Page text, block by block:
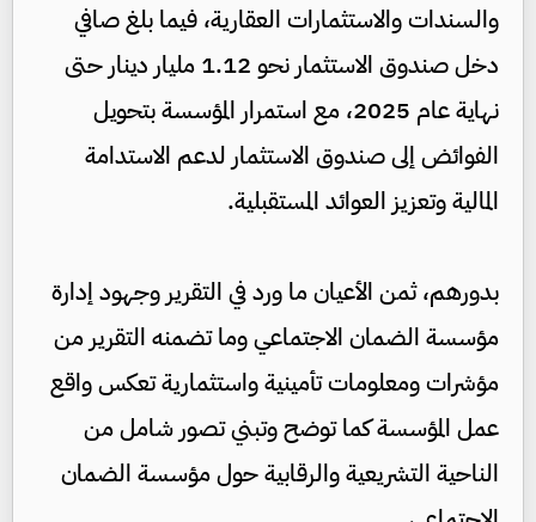
والسندات والاستثمارات العقارية، فيما بلغ صافي
دخل صندوق الاستثمار نحو 1.12 مليار دينار حتى
نهاية عام 2025، مع استمرار المؤسسة بتحويل
الفوائض إلى صندوق الاستثمار لدعم الاستدامة
المالية وتعزيز العوائد المستقبلية.
بدورهم، ثمن الأعيان ما ورد في التقرير وجهود إدارة
مؤسسة الضمان الاجتماعي وما تضمنه التقرير من
مؤشرات ومعلومات تأمينية واستثمارية تعكس واقع
عمل المؤسسة كما توضح وتبني تصور شامل من
الناحية التشريعية والرقابية حول مؤسسة الضمان